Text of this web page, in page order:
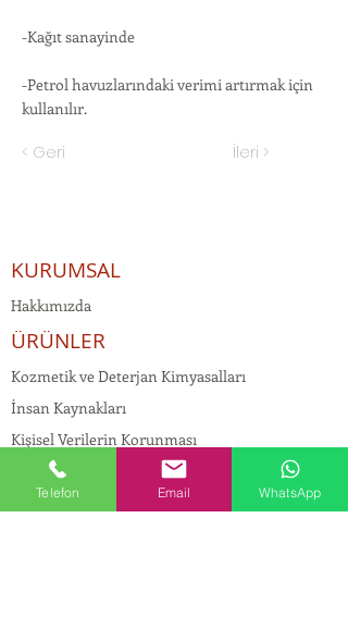
-Kağıt sanayinde
-Petrol havuzlarındaki verimi artırmak için
kullanılır.
< Geri İleri >
KURUMSAL
Hakkımızda
ÜRÜNLER
Kozmetik ve Deterjan Kimyasalları
İnsan Kaynakları
Kişisel Verilerin Korunması
Kalite Politikamız
Tekstil Kimyasalları
Telefon Email WhatsApp